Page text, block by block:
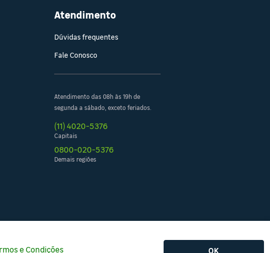
Atendimento
Dúvidas frequentes
Fale Conosco
Atendimento das 08h às 19h de
segunda a sábado, exceto feriados.
(11) 4020-5376
Capitais
0800-020-5376
Demais regiões
e Condições OK